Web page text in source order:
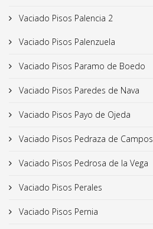
Vaciado Pisos Palencia 2
Vaciado Pisos Palenzuela
Vaciado Pisos Paramo de Boedo
Vaciado Pisos Paredes de Nava
Vaciado Pisos Payo de Ojeda
Vaciado Pisos Pedraza de Campos
Vaciado Pisos Pedrosa de la Vega
Vaciado Pisos Perales
Vaciado Pisos Pernia